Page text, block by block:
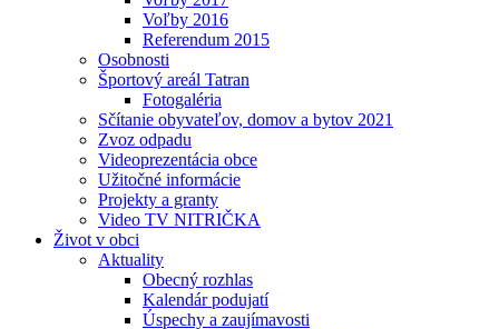
Voľby 2016
Referendum 2015
Osobnosti
Športový areál Tatran
Fotogaléria
Sčítanie obyvateľov, domov a bytov 2021
Zvoz odpadu
Videoprezentácia obce
Užitočné informácie
Projekty a granty
Video TV NITRIČKA
Život v obci
Aktuality
Obecný rozhlas
Kalendár podujatí
Úspechy a zaujímavosti